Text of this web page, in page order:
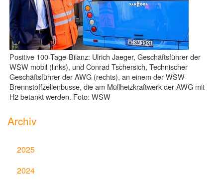
Positive 100-Tage-Bilanz: Ulrich Jaeger, Geschäftsführer der
WSW mobil (links), und Conrad Tschersich, Technischer
Geschäftsführer der AWG (rechts), an einem der WSW-
Brennstoffzellenbusse, die am Müllheizkraftwerk der AWG mit
H2 betankt werden. Foto: WSW
Archiv
2025
2024